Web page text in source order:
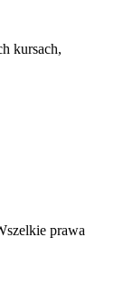
kursach,
prawa